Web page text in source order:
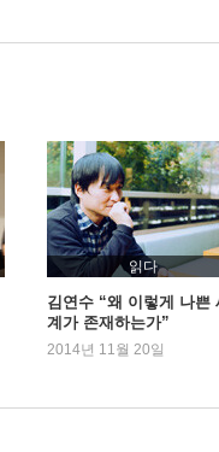
읽다
김연수 “왜 이렇게 나쁜
계가 존재하는가”
2014년 11월 20일